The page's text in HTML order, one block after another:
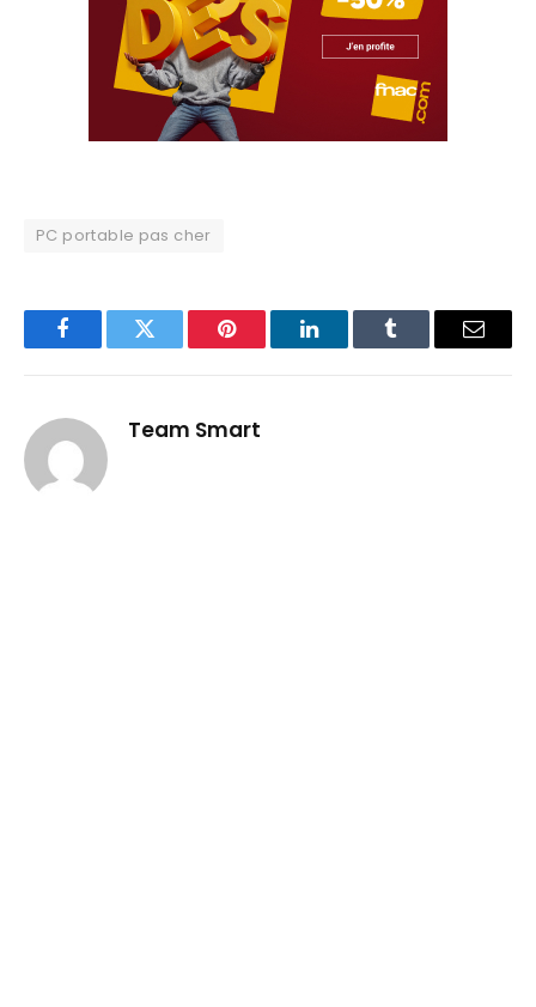
PC portable pas cher
FacebookTwitter Pinterest LinkedInTumblr Email
Team Smart